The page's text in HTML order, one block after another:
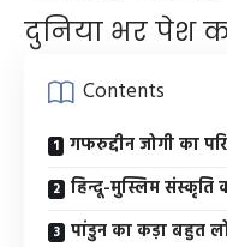
दुनिया भर पेश
Contents
गफरुद्दीन जोगी का
हिन्दू-मुस्लिम संस्कृति
पांडुन का कड़ा बहुत